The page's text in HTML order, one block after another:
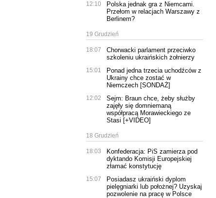
12:10
Polska jednak gra z Niemcami.
Przełom w relacjach Warszawy z
Berlinem?
19 Grudzień
18:07
Chorwacki parlament przeciwko
szkoleniu ukraińskich żołnierzy
15:01
Ponad jedna trzecia uchodźców z
Ukrainy chce zostać w
Niemczech [SONDAŻ]
12:02
Sejm: Braun chce, żeby służby
zajęły się domniemaną
współpracą Morawieckiego ze
Stasi [+VIDEO]
18 Grudzień
18:03
Konfederacja: PiS zamierza pod
dyktando Komisji Europejskiej
złamać konstytucję
15:07
Posiadasz ukraiński dyplom
pielęgniarki lub położnej? Uzyskaj
pozwolenie na pracę w Polsce